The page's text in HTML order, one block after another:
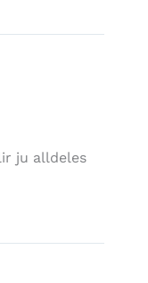
ju alldeles